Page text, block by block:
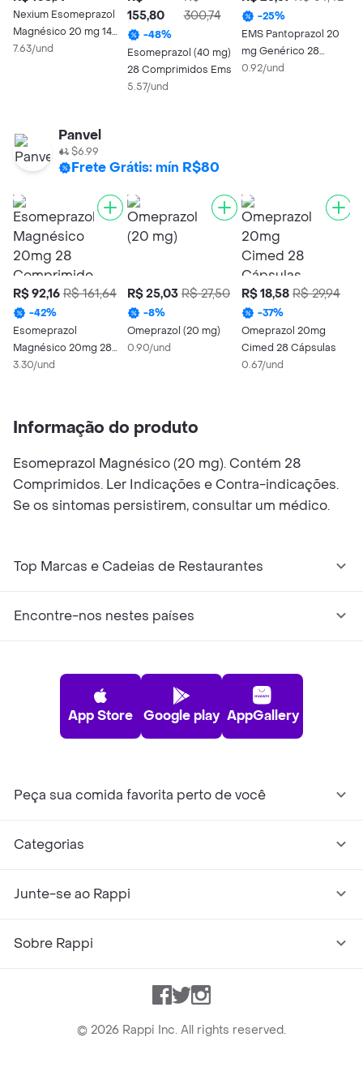
Nexium Esomeprazol
Magnésico 20 mg 14
Comprimidos
7.63/und
155,80
300,74
-48%
Esomeprazol (40 mg)
28 Comprimidos Ems
5.57/und
-25%
EMS Pantoprazol 20
mg Genérico 28
Comprimidos
0.92/und
Panvel
$6.99
Frete Grátis: mín R$80
R$ 92,16 R$ 161,64
-42%
Esomeprazol
Magnésico 20mg 28
Comprimidos
3.30/und
R$ 25,03 R$ 27,50
-8%
Omeprazol (20 mg)
0.90/und
R$ 18,58 R$ 29,94
-37%
Omeprazol 20mg
Cimed 28 Cápsulas
0.67/und
Informação do produto
Esomeprazol Magnésico (20 mg). Contém 28
Comprimidos. Ler Indicações e Contra-indicações.
Se os sintomas persistirem, consultar um médico.
Top Marcas e Cadeias de Restaurantes
Encontre-nos nestes países
App Store Google play AppGallery
Peça sua comida favorita perto de você
Categorias
Junte-se ao Rappi
Sobre Rappi
Facebook
TwitterInstagram
© 2026 Rappi Inc. All rights reserved.